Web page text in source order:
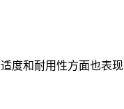
和耐用性方面也表现